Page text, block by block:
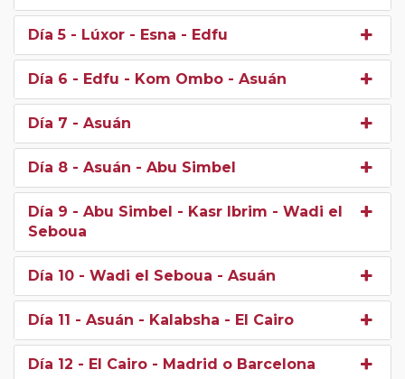
Día 5 - Lúxor - Esna - Edfu
Día 6 - Edfu - Kom Ombo - Asuán
Día 7 - Asuán
Día 8 - Asuán - Abu Simbel
Día 9 - Abu Simbel - Kasr Ibrim - Wadi el
Seboua
Día 10 - Wadi el Seboua - Asuán
Día 11 - Asuán - Kalabsha - El Cairo
Día 12 - El Cairo - Madrid o Barcelona